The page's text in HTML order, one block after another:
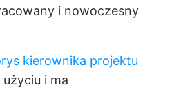
i nowoczesny
kierownika projektu
użyciu i ma